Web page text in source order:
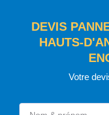
DEVIS
HAUTS-
Votre